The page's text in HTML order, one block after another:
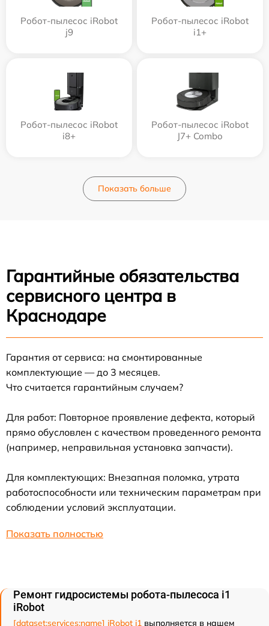
Робот-пылесос iRobot
j9
Робот-пылесос iRobot
i1+
Робот-пылесос iRobot
i8+
Робот-пылесос iRobot
J7+ Combo
Показать больше
Гарантийные обязательства
сервисного центра в
Краснодаре
Гарантия от сервиса: на смонтированные
комплектующие — до 3 месяцев.
Что считается гарантийным случаем?
Для работ: Повторное проявление дефекта, который
прямо обусловлен с качеством проведенного ремонта
(например, неправильная установка запчасти).
Для комплектующих: Внезапная поломка, утрата
работоспособности или техническим параметрам при
соблюдении условий эксплуатации.
Показать полностью
Ремонт гидросистемы робота-пылесоса i1
iRobot
[dataset:services:name] iRobot i1 выполняется в нашем